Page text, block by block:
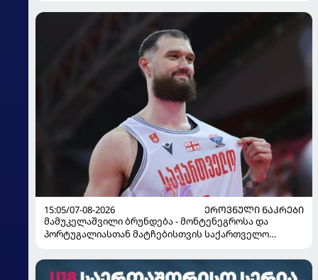
15:05/07-08-2026
ᲔᲠᲝᲕᲜᲣᲚᲘ ᲜᲐᲙᲠᲔᲑᲘ
მამუკელაშვილი ბრუნდება - მონტენეგროსა და
პორტუგალიასთან მატჩებისთვის საქართველო